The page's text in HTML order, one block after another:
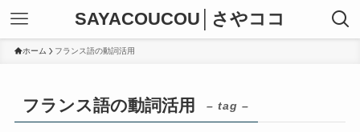
SAYACOUCOU│さやココ
ホーム フランス語の動詞活用
フランス語の動詞活用 – tag –